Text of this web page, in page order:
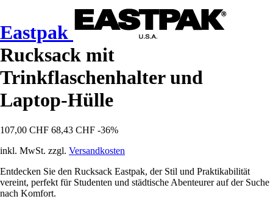
Eastpak
Rucksack mit
Trinkflaschenhalter und
Laptop-Hülle
107,00 CHF 68,43 CHF -36%
inkl. MwSt. zzgl. Versandkosten
Entdecken Sie den Rucksack Eastpak, der Stil und Praktikabilität
vereint, perfekt für Studenten und städtische Abenteurer auf der Suche
nach Komfort.